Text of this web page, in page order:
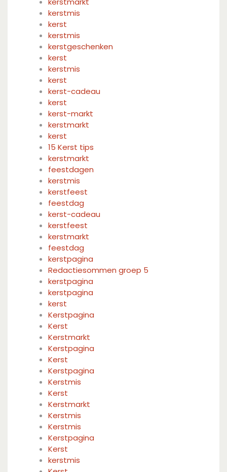
kerstmis
kerst
kerstmis
kerstgeschenken
kerst
kerstmis
kerst
kerst-cadeau
kerst
kerst-markt
kerstmarkt
kerst
15 Kerst tips
kerstmarkt
feestdagen
kerstmis
kerstfeest
feestdag
kerst-cadeau
kerstfeest
kerstmarkt
feestdag
kerstpagina
Redactiesommen groep 5
kerstpagina
kerstpagina
kerst
Kerstpagina
Kerst
Kerstmarkt
Kerstpagina
Kerst
Kerstpagina
Kerstmis
Kerst
Kerstmarkt
Kerstmis
Kerstmis
Kerstpagina
Kerst
kerstmis